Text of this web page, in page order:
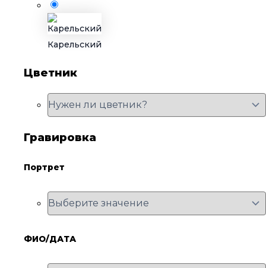
Карельский
Цветник
Гравировка
Портрет
ФИО/ДАТА